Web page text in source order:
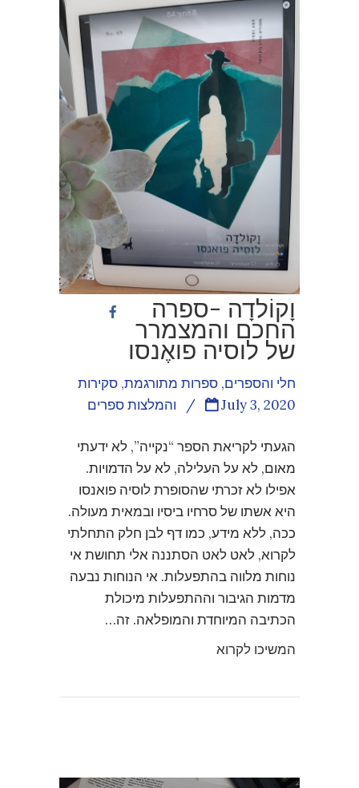
וָקוֹלדָה -ספרה
החכם והמצמרר
של לוסיה פואֶנסו
חלי והספרים, ספרות מתורגמת, סקירות
והמלצות ספרים
/ July 3, 2020
הגעתי לקריאת הספר “נקייה”, לא ידעתי
מאום, לא על העלילה, לא על הדמויות.
אפילו לא זכרתי שהסופרת לוסיה פואנסו
היא אשתו של סרחיו ביסיו ובמאית מעולה.
ככה, ללא מידע, כמו דף לבן חלק התחלתי
לקרוא, לאט לאט הסתננה אלי תחושת אי
נוחות מלווה בהתפעלות. אי הנוחות נבעה
מדמות הגיבור וההתפעלות מיכולת
הכתיבה המיוחדת והמופלאה. זה…
המשיכו לקרוא